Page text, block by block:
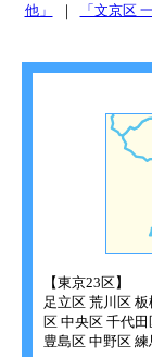
他」
｜
「文京区
【東京23区】
足立区 荒川区
区 中央区 千代
豊島区 中野区